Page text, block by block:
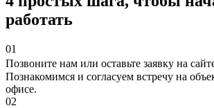
работать
01
Позвоните нам или оставьте заявку на
Познакомимся и согласуем встречу на
офисе.
02